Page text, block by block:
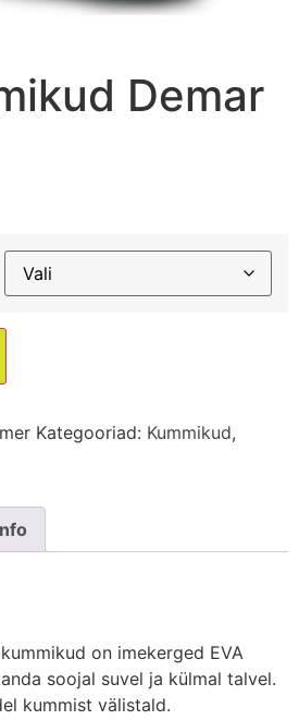
Demar
Kategooriad: Kummikud,
on imekerged EVA
soojal suvel ja külmal talvel.
kummist välistald.